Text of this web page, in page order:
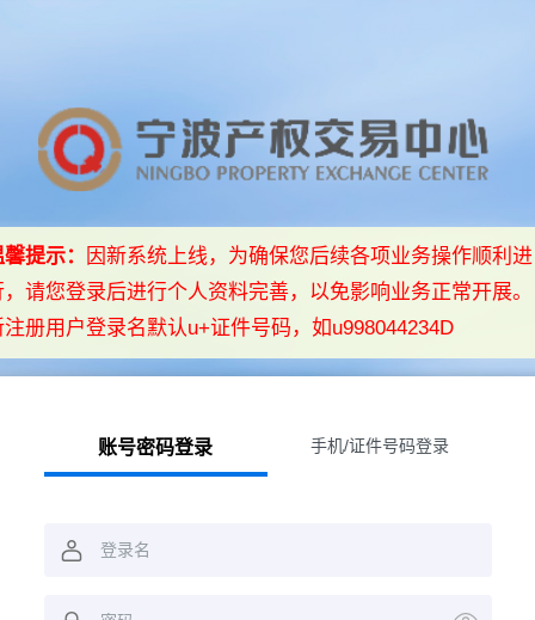
提示：
因新系统上线，为确保您后续各项业务操作顺利进
请您登录后进行个人资料完善，以免影响业务正常开展。
注册用户登录名默认u+证件号码，如u998044234D
账号密码登录 手机/证件号码登录